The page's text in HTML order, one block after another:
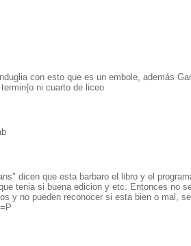
con esto que es un embole, además
ni cuarto de liceo
dicen que esta barbaro el libro y el
tenia si buena edicion y etc. Entonces no
y no pueden reconocer si esta bien o mal,